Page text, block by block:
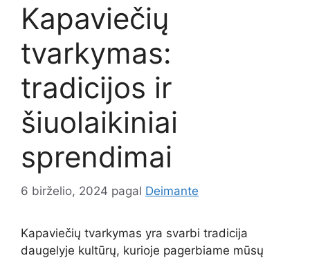
Kapaviečių
tvarkymas:
tradicijos ir
šiuolaikiniai
sprendimai
6 birželio, 2024 pagal Deimante
Kapaviečių tvarkymas yra svarbi tradicija
daugelyje kultūrų, kurioje pagerbiame mūsų